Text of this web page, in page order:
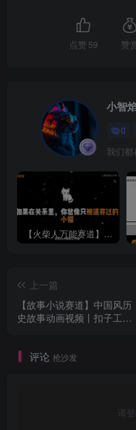
点赞 59 赞
小智
0
我们都
【火柴人万能赛道】火柴人心理学插画讲解视频丨扣子工作流智能体搭建coze工作流
上一篇
【故事小说赛道】中国风历
史故事动画视频丨扣子工作
评论 抢沙发
请